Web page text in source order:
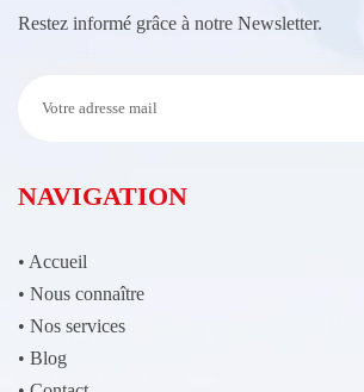
Restez informé grâce à notre Newsletter.
NAVIGATION
• Accueil
• Nous connaître
• Nos services
• Blog